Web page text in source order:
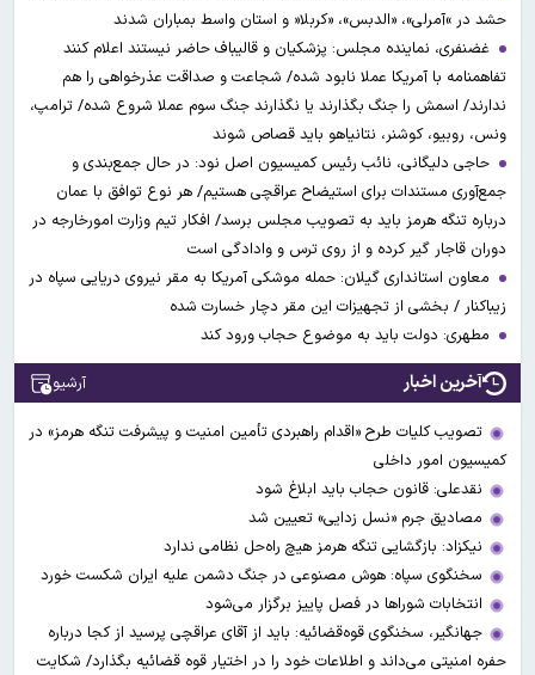
حشد در »آمرلی»، «الدبس»، «کربلا« و استان واسط بمباران شدند
غضنفری، نماینده مجلس: پزشکیان و قالیباف حاضر نیستند اعلام کنند
تفاهمنامه با آمریکا عملا نابود شده/ شجاعت و صداقت عذرخواهی را هم
ندارند/ اسمش را جنگ بگذارند یا نگذارند جنگ سوم عملا شروع شده/ ترامپ،
ونس، روبیو، کوشنر، نتانیاهو باید قصاص شوند
حاجی دلیگانی، نائب رئیس کمیسیون اصل نود: در حال جمع‌بندی و
جمع‌آوری مستندات برای استیضاح عراقچی هستیم/ هر نوع توافق با عمان
درباره تنگه هرمز باید به تصویب مجلس برسد/ افکار تیم وزارت امورخارجه در
دوران قاجار گیر کرده و از روی ترس و وادادگی است
معاون استانداری گیلان: حمله موشکی آمریکا به مقر نیروی دریایی سپاه در
زیباکنار / بخشی از تجهیزات این مقر دچار خسارت شده
مطهری: دولت باید به موضوع حجاب ورود کند
آخرین اخبار آرشیو
تصویب کلیات طرح «اقدام راهبردی تأمین امنیت و پیشرفت تنگه هرمز» در
کمیسیون امور داخلی
نقدعلی: قانون حجاب باید ابلاغ شود
مصادیق جرم «نسل زدایی» تعیین شد
نیکزاد: بازگشایی تنگه هرمز هیچ راه‌حل نظامی ندارد
سخنگوی سپاه: هوش مصنوعی در جنگ دشمن علیه ایران شکست خورد
انتخابات شوراها در فصل پاییز برگزار می‌شود
جهانگیر، سخنگوی قوه‌قضائیه: باید از آقای عراقچی پرسید از کجا درباره
حفره امنیتی می‌داند و اطلاعات خود را در اختیار قوه قضائیه بگذارد/ شکایت